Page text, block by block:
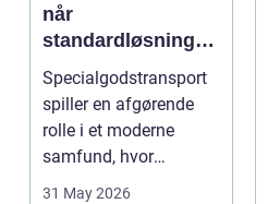
når
standardløsninger
ikke rækker
Specialgodstransport
spiller en afgørende
rolle i et moderne
samfund, hvor
industrien bliver mere
31 May 2026